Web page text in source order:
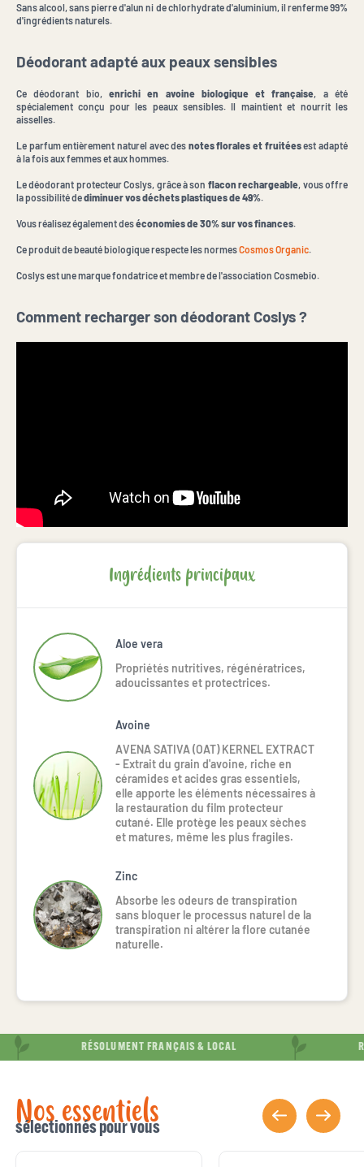
Sans alcool, sans pierre d'alun ni de chlorhydrate d'aluminium, il renferme 99%
d'ingrédients naturels.
Déodorant adapté aux peaux sensibles
Ce déodorant bio, enrichi en avoine biologique et française , a été
spécialement conçu pour les peaux sensibles. Il maintient et nourrit les
aisselles.
Le parfum entièrement naturel avec des notes florales et fruitéesest adapté
à la fois aux femmes et aux hommes.
Le déodorant protecteur Coslys, grâce à son flacon rechargeable , vous offre
la possibilité dediminuer vos déchets plastiques de 49%
Vous réalisez également deséconomies de 30% sur vos finances
Ce produit de beauté biologique respecte les normesCosmos Organic
Coslys est une marque fondatrice et membre de l'association Cosmebio.
Comment recharger son déodorant Coslys ?
Ingrédients principaux
Aloe vera
Propriétés nutritives, régénératrices,
adoucissantes et protectrices.
Avoine
AVENA SATIVA (OAT) KERNEL EXTRACT
- Extrait du grain d'avoine, riche en
céramides et acides gras essentiels,
elle apporte les éléments nécessaires à
la restauration du film protecteur
cutané. Elle protège les peaux sèches
et matures, même les plus fragiles.
Zinc
Absorbe les odeurs de transpiration
sans bloquer le processus naturel de la
transpiration ni altérer la flore cutanée
naturelle.
RÉSOLUMENT FRANÇAIS & LOCAL
Nos essentiels
sélectionnés pour vous